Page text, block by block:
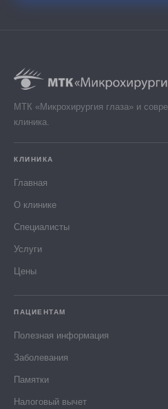
МТК «Микрохирургия глаза» и
клиника.
КЛИНИКА
Главная
О клинике
Специалисты
Услуги
Цены
ПАЦИЕНТАМ
Полезная информация
Заболевания
Памятки
Налоговый вычет